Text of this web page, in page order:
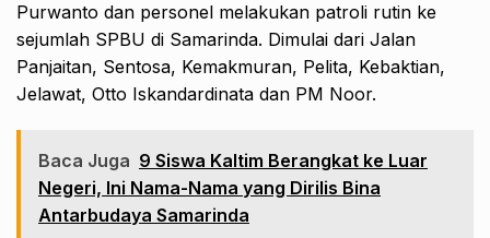
Purwanto dan personel melakukan patroli rutin ke
sejumlah SPBU di Samarinda. Dimulai dari Jalan
Panjaitan, Sentosa, Kemakmuran, Pelita, Kebaktian,
Jelawat, Otto Iskandardinata dan PM Noor.
Baca Juga 9 Siswa Kaltim Berangkat ke Luar
Negeri, Ini Nama-Nama yang Dirilis Bina
Antarbudaya Samarinda